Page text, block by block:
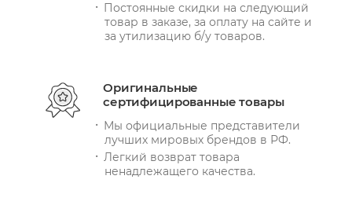
Постоянные скидки на следующий
товар в заказе, за оплату на сайте и
за утилизацию б/у товаров.
Оригинальные
сертифицированные товары
Мы официальные представители
лучших мировых брендов в РФ.
Легкий возврат товара
ненадлежащего качества.